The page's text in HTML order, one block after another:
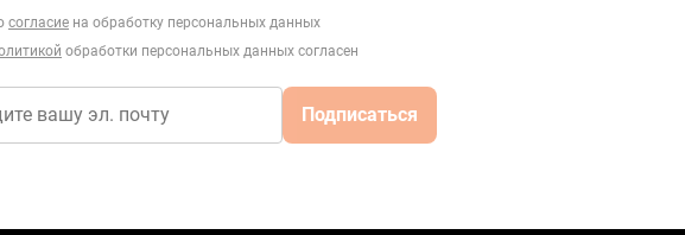
согласие на обработку персональных данных
обработки персональных данных согласен
Подписаться